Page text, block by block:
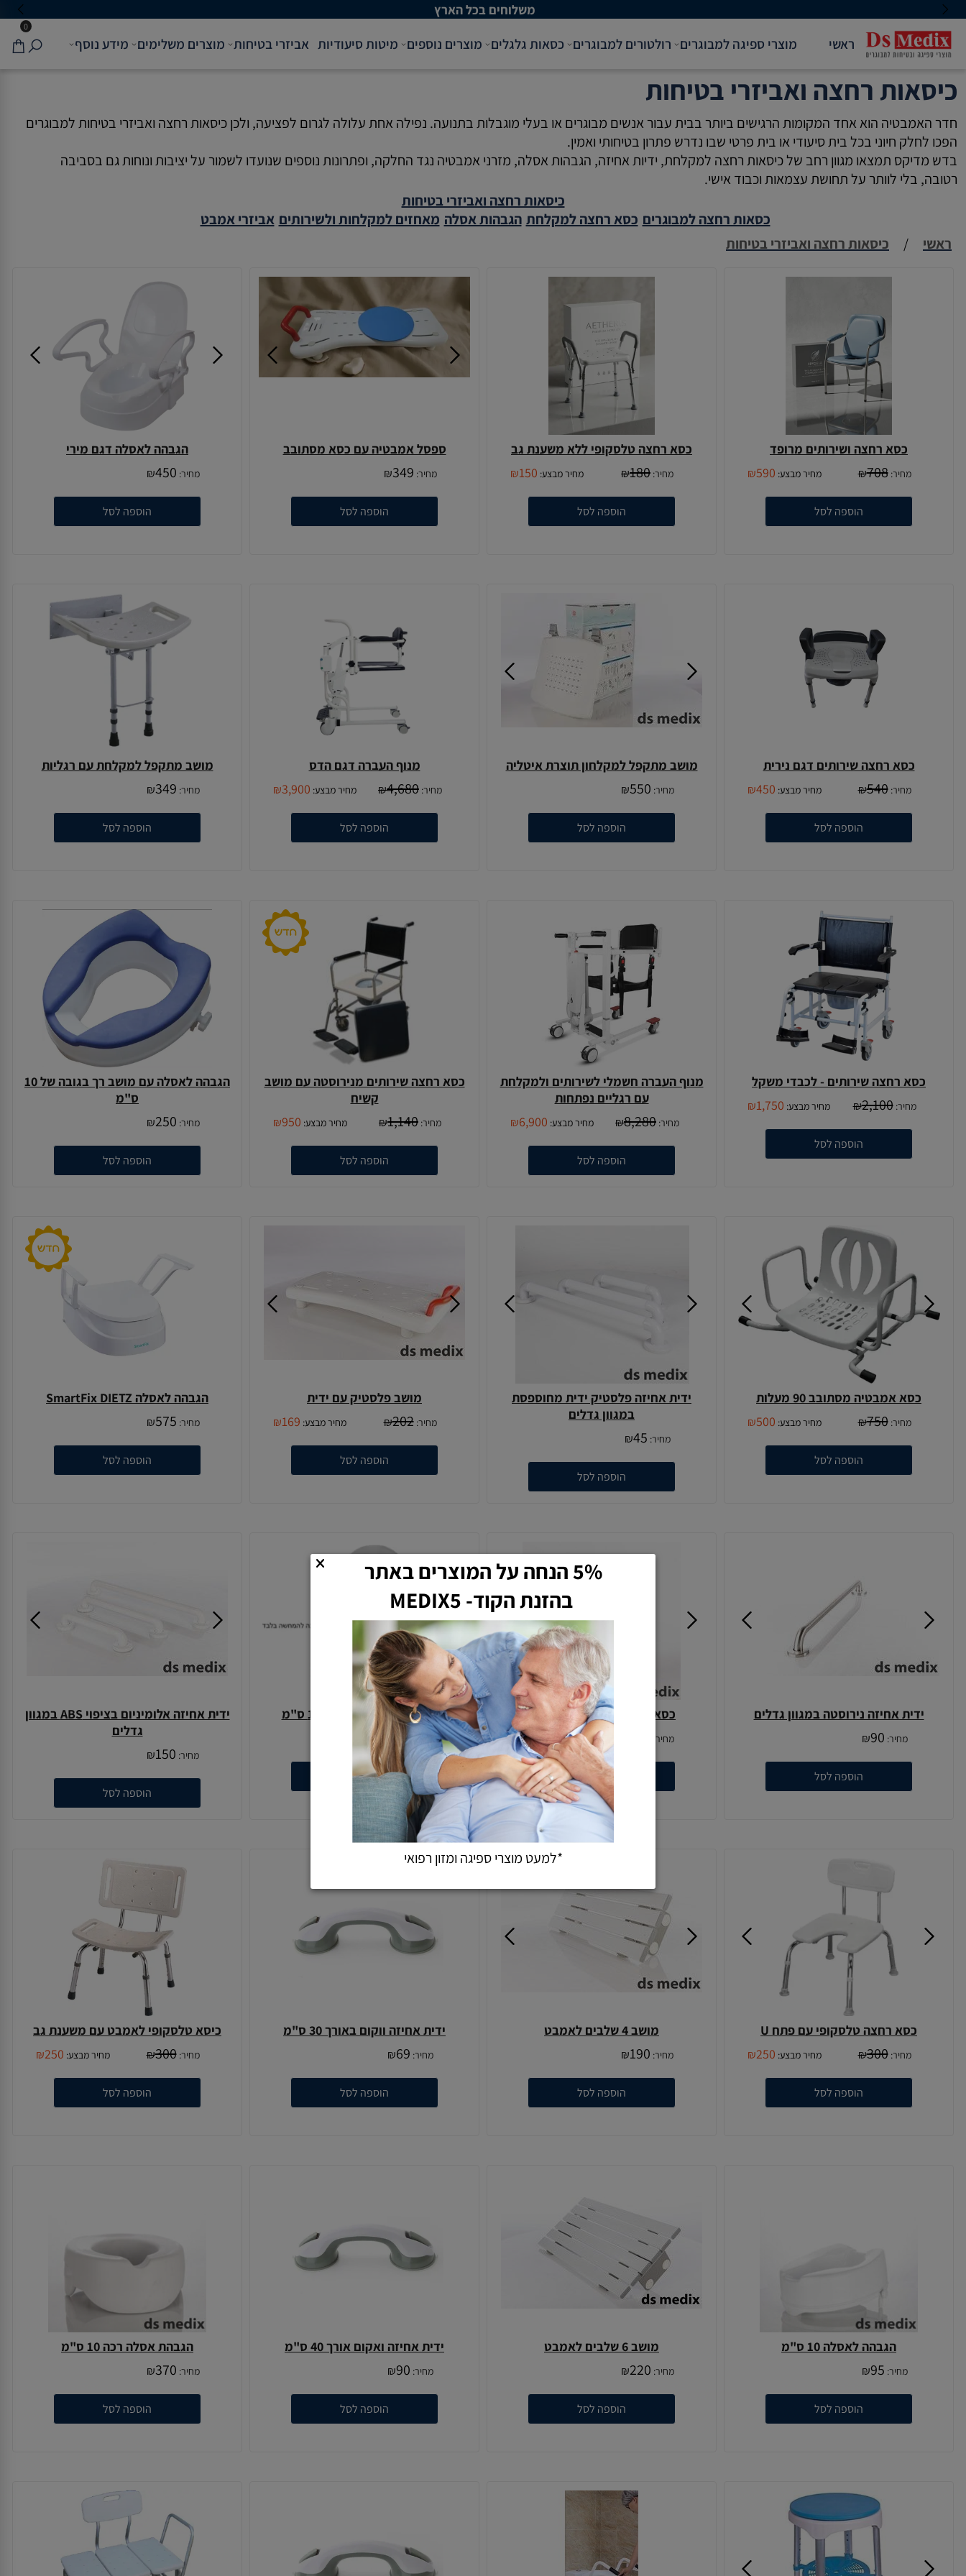
0
ראשי מוצרי ספיגה למבוגרים רולטורים למבוגרים כסאות גלגלים מוצרים נוספים מיטות סיעודיות אביזרי בטיחות מוצרים משלימים מידע נוסף
כיסאות רחצה ואביזרי בטיחות
חדר האמבטיה הוא אחד המקומות הרגישים ביותר בבית עבור אנשים מבוגרים או בעלי מוגבלות בתנועה. נפילה אחת עלולה לגרום לפציעה, ולכן כיסאות רחצה ואביזרי בטיחות למבוגרים
הפכו לחלק חיוני בכל בית סיעודי או בית פרטי שבו נדרש פתרון בטיחותי ואמין.
בדש מדיקס תמצאו מגוון רחב של כיסאות רחצה למקלחת, ידיות אחיזה, הגבהות אסלה, מזרני אמבטיה נגד החלקה, ופתרונות נוספים שנועדו לשמור על יציבות ונוחות גם בסביבה
רטובה, בלי לוותר על תחושת עצמאות וכבוד אישי.
כיסאות רחצה ואביזרי בטיחות
כסאות רחצה למבוגרים כסא רחצה למקלחת הגבהות אסלה מאחזים למקלחות ולשירותים אביזרי אמבט
ראשי
/ כיסאות רחצה ואביזרי בטיחות
כסא רחצה ושירותים מרופד
מחיר: ₪708 מחיר מבצע: ₪590
הוספה לסל
כסא רחצה טלסקופי ללא משענת גב
מחיר: ₪180 מחיר מבצע: ₪150
הוספה לסל
ספסל אמבטיה עם כסא מסתובב
מחיר: ₪349
הוספה לסל
הגבהה לאסלה דגם מירי
מחיר: ₪450
הוספה לסל
כסא רחצה שירותים דגם נירית
מחיר: ₪540 מחיר מבצע: ₪450
הוספה לסל
מושב מתקפל למקלחון תוצרת איטליה
מחיר: ₪550
הוספה לסל
מנוף העברה דגם הדס
מחיר: ₪4,680 מחיר מבצע: ₪3,900
הוספה לסל
מושב מתקפל למקלחת עם רגליות
מחיר: ₪349
הוספה לסל
כסא רחצה שירותים - לכבדי משקל
מחיר: ₪2,100 מחיר מבצע: ₪1,750
הוספה לסל
מנוף העברה חשמלי לשירותים ולמקלחת
עם רגליים נפתחות
מחיר: ₪8,280 מחיר מבצע: ₪6,900
הוספה לסל
כסא רחצה שירותים מנירוסטה עם מושב
קשיח
מחיר: ₪1,140 מחיר מבצע: ₪950
הוספה לסל
הגבהה לאסלה עם מושב רך בגובה של 10
ס"מ
מחיר: ₪250
הוספה לסל
כסא אמבטיה מסתובב 90 מעלות
מחיר: ₪750 מחיר מבצע: ₪500
הוספה לסל
ידית אחיזה פלסטיק ידית מחוספסת
במגוון גדלים
מחיר: ₪45
הוספה לסל
מושב פלסטיק עם ידית
מחיר: ₪202 מחיר מבצע: ₪169
הוספה לסל
הגבהה לאסלה SmartFix DIETZ
מחיר: ₪575
הוספה לסל
ידית אחיזה נירוסטה במגוון גדלים
מחיר: ₪90
הוספה לסל
כסא רחצה טלסקופי עם ידיות
מחיר: מחיר מבצע: ₪220
הוספה לסל
הגבהה לאסלה עם מכסה 10 ס"מ
מחיר: ₪ 130
הוספה לסל
ידית אחיזה אלומיניום בציפוי ABS במגוון
גדלים
מחיר: ₪150
הוספה לסל
כסא רחצה טלסקופי עם פתח U
מחיר: ₪300 מחיר מבצע: ₪250
הוספה לסל
מושב 4 שלבים לאמבט
מחיר: ₪190
הוספה לסל
ידית אחיזה ווקום באורך 30 ס"מ
מחיר: ₪69
הוספה לסל
כיסא טלסקופי לאמבט עם משענת גב
מחיר: ₪300 מחיר מבצע: ₪250
הוספה לסל
הגבהה לאסלה 10 ס"מ
מחיר: ₪95
הוספה לסל
מושב 6 שלבים לאמבט
מחיר: ₪220
הוספה לסל
ידית אחיזה ואקום אורך 40 ס"מ
מחיר: ₪90
הוספה לסל
הגבהת אסלה רכה 10 ס"מ
מחיר: ₪370
הוספה לסל
5% הנחה על המוצרים באתר
בהזנת הקוד- MEDIX5
*למעט מוצרי ספיגה ומזון רפואי